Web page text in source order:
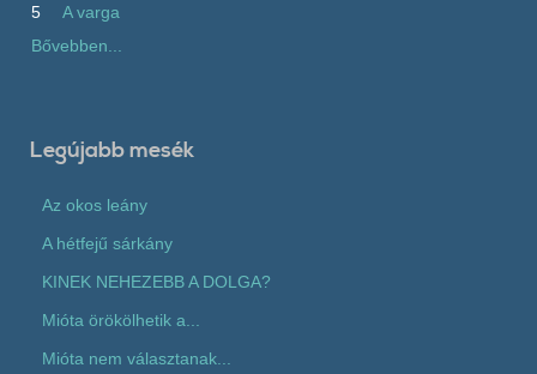
5
A varga
Bővebben...
Legújabb mesék
Az okos leány
A hétfejű sárkány
KINEK NEHEZEBB A DOLGA?
Mióta örökölhetik a...
Mióta nem választanak...